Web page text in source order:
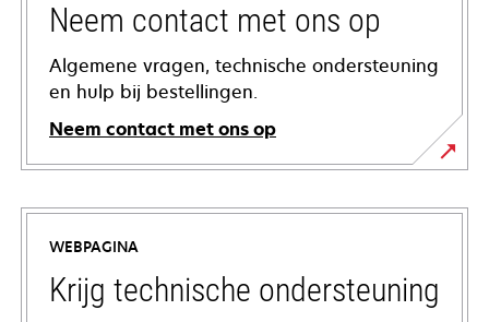
Neem contact met ons op
Algemene vragen, technische ondersteuning
en hulp bij bestellingen.
Neem contact met ons op
WEBPAGINA
Krijg technische ondersteuning